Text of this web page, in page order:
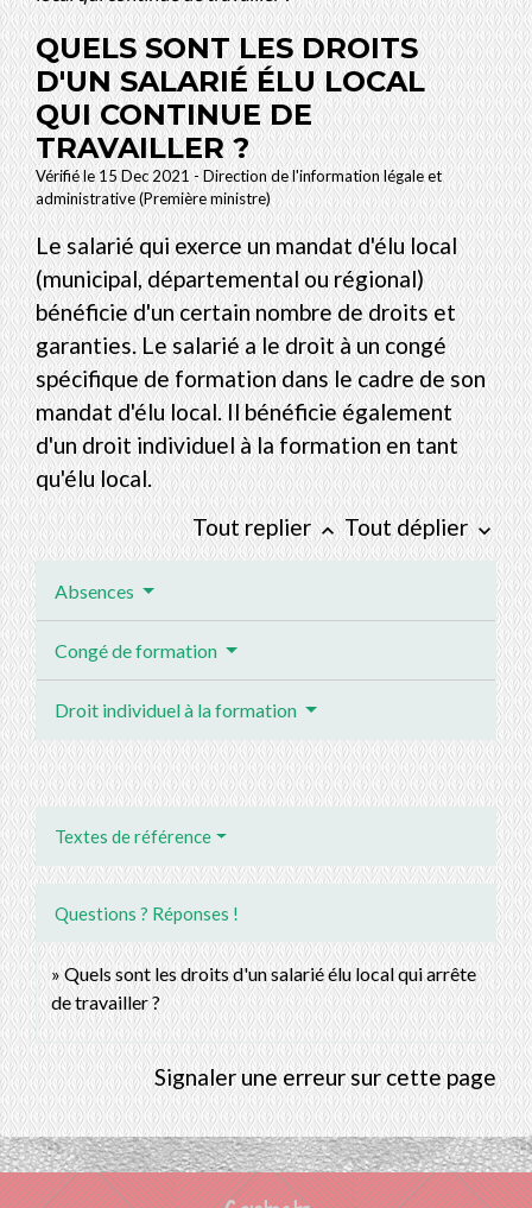
QUELS SONT LES DROITS
D'UN SALARIÉ ÉLU LOCAL
QUI CONTINUE DE
TRAVAILLER ?
Vérifié le 15 Dec 2021 - Direction de l'information légale et
administrative (Première ministre)
Le salarié qui exerce un mandat d'élu local
(municipal, départemental ou régional)
bénéficie d'un certain nombre de droits et
garanties. Le salarié a le droit à un congé
spécifique de formation dans le cadre de son
mandat d'élu local. Il bénéficie également
d'un droit individuel à la formation en tant
qu'élu local.
Tout replierkeyboard_arrow_up Tout déplier keyboard_arrow_down
Absences
Congé de formation
Droit individuel à la formation
Textes de référence
Questions ? Réponses !
Quels sont les droits d'un salarié élu local qui arrête
de travailler ?
Signaler une erreur sur cette page